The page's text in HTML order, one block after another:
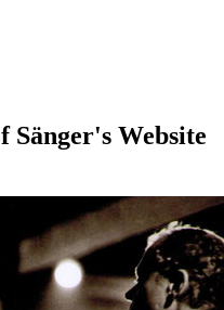
Sänger's Website